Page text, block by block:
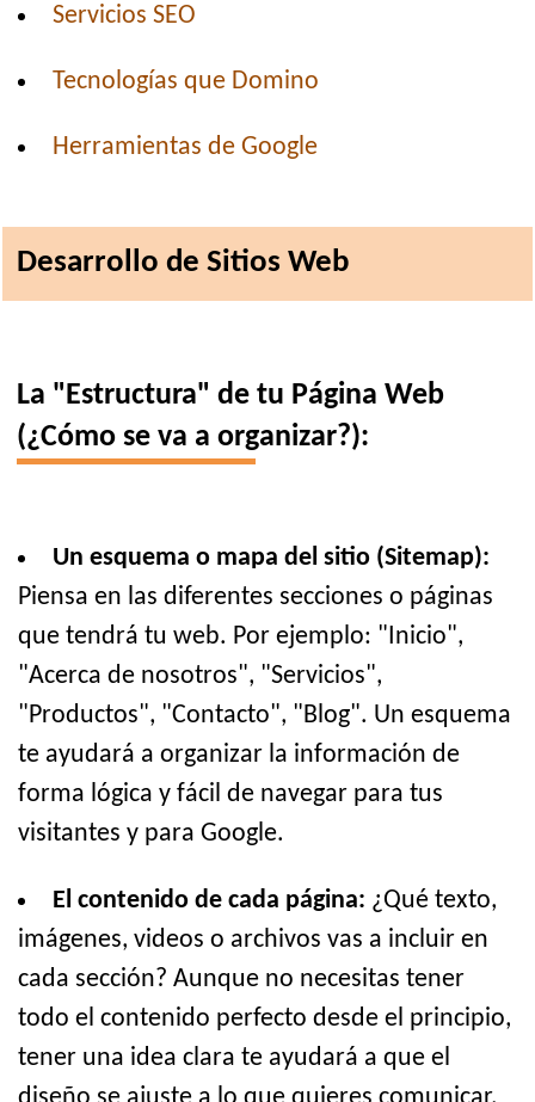
Servicios SEO
Tecnologías que Domino
Herramientas de Google
Desarrollo de Sitios Web
La "Estructura" de tu Página Web
(¿Cómo se va a organizar?):
Un esquema o mapa del sitio (Sitemap):
Piensa en las diferentes secciones o páginas
que tendrá tu web. Por ejemplo: "Inicio",
"Acerca de nosotros", "Servicios",
"Productos", "Contacto", "Blog". Un esquema
te ayudará a organizar la información de
forma lógica y fácil de navegar para tus
visitantes y para Google.
El contenido de cada página: ¿Qué texto,
imágenes, videos o archivos vas a incluir en
cada sección? Aunque no necesitas tener
todo el contenido perfecto desde el principio,
tener una idea clara te ayudará a que el